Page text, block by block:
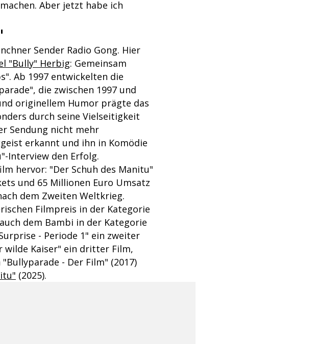
Aber jetzt habe ich
Sender Radio Gong. Hier
"Bully" Herbig: Gemeinsam
Ab 1997 entwickelten die
die zwischen 1997 und
originellem Humor prägte das
durch seine Vielseitigkeit
Sendung nicht mehr
erkannt und ihn in Komödie
Interview den Erfolg.
hervor: "Der Schuh des Manitu"
und 65 Millionen Euro Umsatz
dem Zweiten Weltkrieg.
Filmpreis in der Kategorie
dem Bambi in der Kategorie
- Periode 1" ein zweiter
wilde Kaiser" ein dritter Film,
- Der Film" (2017)
(2025).